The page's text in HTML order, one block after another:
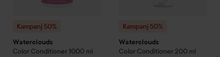
Kampanj 50%
Waterclouds
Color Conditioner 1000 ml
Kampanj 50%
Waterclouds
Color Conditioner 200 ml